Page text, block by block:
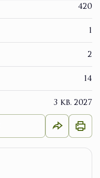
420
1
2
14
3 кв. 2027